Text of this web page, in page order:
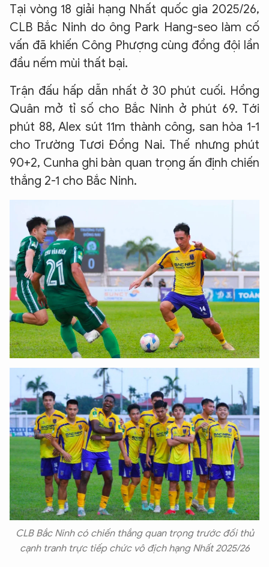
Tại vòng 18 giải hạng Nhất quốc gia 2025/26,
CLB Bắc Ninh do ông Park Hang-seo làm cố
vấn đã khiến Công Phượng cùng đồng đội lần
đầu nếm mùi thất bại.
Trận đấu hấp dẫn nhất ở 30 phút cuối. Hồng
Quân mở tỉ số cho Bắc Ninh ở phút 69. Tới
phút 88, Alex sút 11m thành công, san hòa 1-1
cho Trường Tươi Đồng Nai. Thế nhưng phút
90+2, Cunha ghi bàn quan trọng ấn định chiến
thắng 2-1 cho Bắc Ninh.
CLB Bắc Ninh có chiến thắng quan trọng trước đối thủ
cạnh tranh trực tiếp chức vô địch hạng Nhất 2025/26